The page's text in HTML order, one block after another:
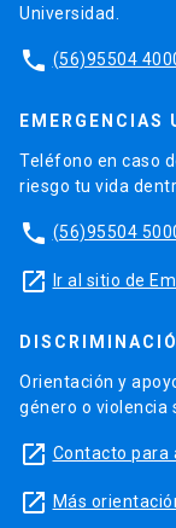
Universidad.
phone (56)95504
EMERGENCIAS
Teléfono en caso
riesgo tu vida
phone (56)95504
launch Ir al sitio de
Orientación y
género o violencia
launch Contacto para
launch Más